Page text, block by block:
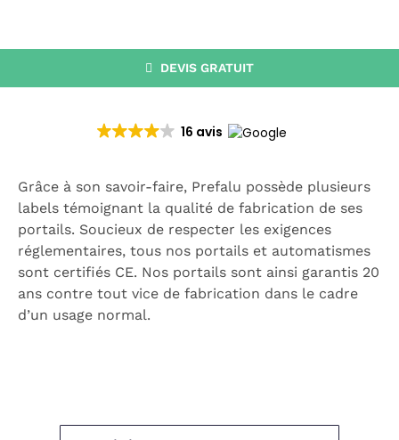
DEVIS GRATUIT
16 avis
Grâce à son savoir-faire, Prefalu possède plusieurs
labels témoignant la qualité de fabrication de ses
portails. Soucieux de respecter les exigences
réglementaires, tous nos portails et automatismes
sont certifiés CE. Nos portails sont ainsi garantis 20
ans contre tout vice de fabrication dans le cadre
d’un usage normal.